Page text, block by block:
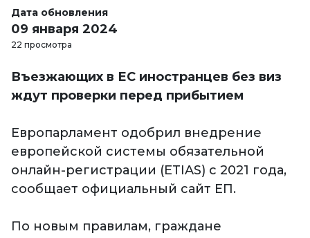
Дата обновления
09 января 2024
22 просмотра
Въезжающих в ЕС иностранцев без виз
ждут проверки перед прибытием
Европарламент одобрил внедрение
европейской системы обязательной
онлайн-регистрации (ETIAS) с 2021 года,
сообщает официальный сайт ЕП.
По новым правилам, граждане